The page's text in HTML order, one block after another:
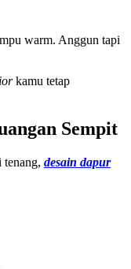
warm. Anggun tapi
kamu tetap
Sempit
tenang, desain dapur